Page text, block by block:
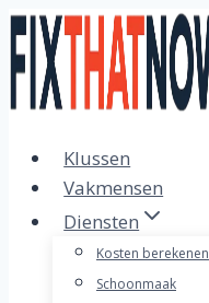
Doorgaan
naar
inhoud
Klussen
Vakmensen
Diensten
Kosten berekenen
Schoonmaak